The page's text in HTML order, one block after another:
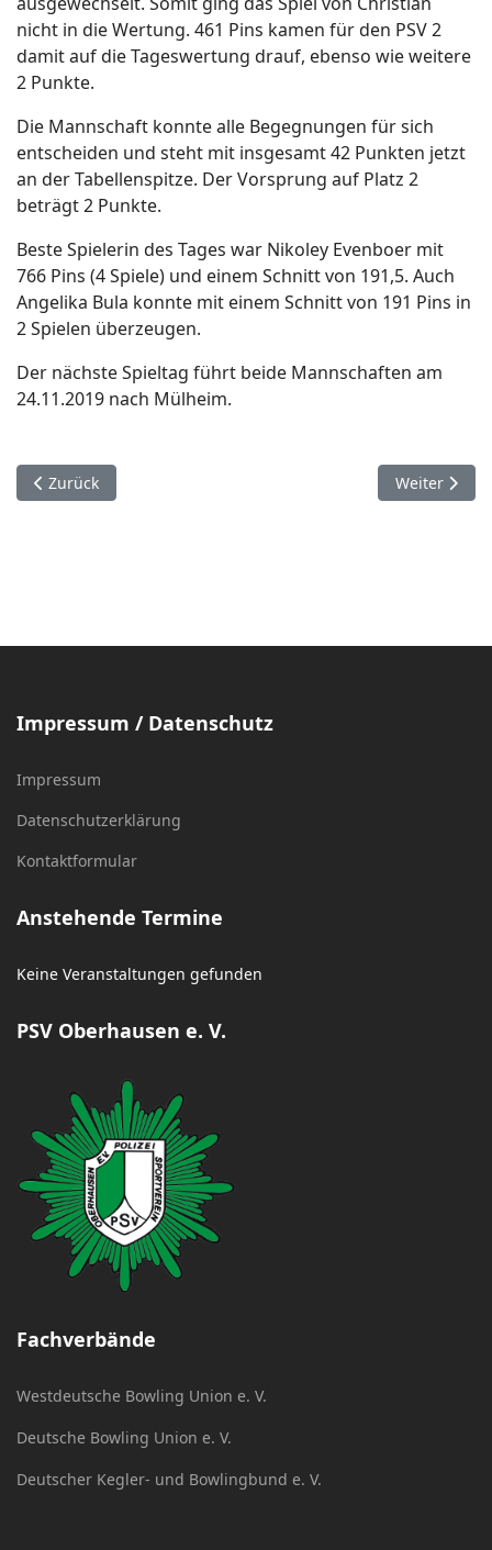
nicht in die Wertung. 461 Pins kamen für den PSV 2
damit auf die Tageswertung drauf, ebenso wie weitere
2 Punkte.
Die Mannschaft konnte alle Begegnungen für sich
entscheiden und steht mit insgesamt 42 Punkten jetzt
an der Tabellenspitze. Der Vorsprung auf Platz 2
beträgt 2 Punkte.
Beste Spielerin des Tages war Nikoley Evenboer mit
766 Pins (4 Spiele) und einem Schnitt von 191,5. Auch
Angelika Bula konnte mit einem Schnitt von 191 Pins in
2 Spielen überzeugen.
Der nächste Spieltag führt beide Mannschaften am
24.11.2019 nach Mülheim.
Vorheriger Beitrag: WBU-Liga 6. Spieltag: Die PSV Teams
Zurück Nächster
Weiter
Impressum / Datenschutz
Impressum
Datenschutzerklärung
Kontaktformular
Anstehende Termine
Keine Veranstaltungen gefunden
PSV Oberhausen e. V.
Fachverbände
Westdeutsche Bowling Union e. V.
Deutsche Bowling Union e. V.
Deutscher Kegler- und Bowlingbund e. V.